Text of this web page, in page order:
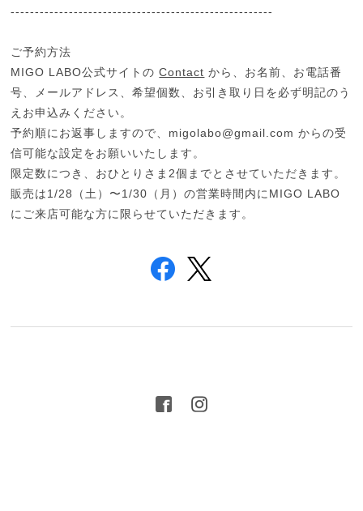
------------------------------------------------------
ご予約方法
MIGO LABO公式サイトのContact から、お名前、お電話番
号、メールアドレス、希望個数、お引き取り日を必ず明記のう
えお申込みください。
予約順にお返事しますので、 migolabo@gmail.com からの受
信可能な設定をお願いいたします。
限定数につき、おひとりさま2個までとさせていただきます。
販売は1/28（土）〜1/30（月）の営業時間内にMIGO LABO
にご来店可能な方に限らせていただきます。